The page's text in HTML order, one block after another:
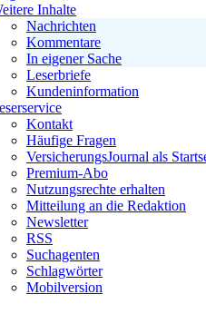
Inhalte
Nachrichten
Kommentare
In eigener Sache
Leserbriefe
Kundeninformation
Kontakt
Häufige Fragen
VersicherungsJournal als
Premium-Abo
Nutzungsrechte erhalten
Mitteilung an die Redaktion
Newsletter
RSS
Suchagenten
Schlagwörter
Mobilversion